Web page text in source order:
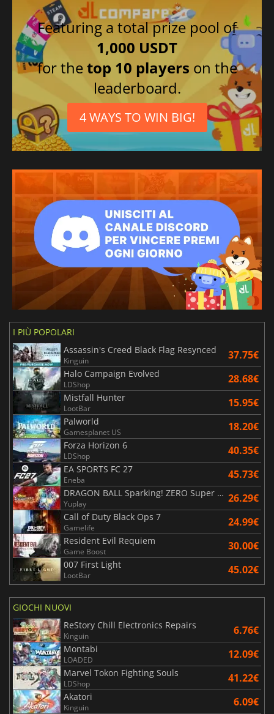
Featuring a total prize pool of
1,000 USDT
for thetop 10 players on the
leaderboard.
4 WAYS TO WIN BIG!
I PIÙ POPOLARI
Assassin's Creed Black Flag Resynced
Kinguin 37.75€
Halo Campaign Evolved
LDShop 28.68€
Mistfall Hunter
LootBar 15.95€
Palworld
Gamesplanet US 18.20€
Forza Horizon 6
LDShop 40.35€
EA SPORTS FC 27
Eneba 45.73€
DRAGON BALL Sparking! ZERO Super Limit Breaking NEO
Yuplay 26.29€
Call of Duty Black Ops 7
Gamelife 24.99€
Resident Evil Requiem
Game Boost 30.00€
007 First Light
LootBar 45.02€
GIOCHI NUOVI
ReStory Chill Electronics Repairs
Kinguin 6.76€
Montabi
LOADED 12.09€
Marvel Tokon Fighting Souls
LDShop 41.22€
Akatori
Kinguin 6.09€